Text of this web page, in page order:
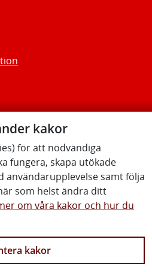
kakor
för att nödvändiga
fungera, skapa utökade
samt följa
som helst ändra ditt
om våra kakor och hur du
kakor